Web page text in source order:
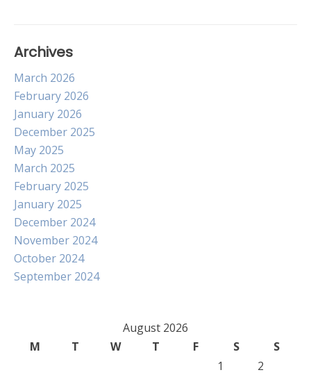
Archives
March 2026
February 2026
January 2026
December 2025
May 2025
March 2025
February 2025
January 2025
December 2024
November 2024
October 2024
September 2024
August 2026
M
T W T F S
S
1
2